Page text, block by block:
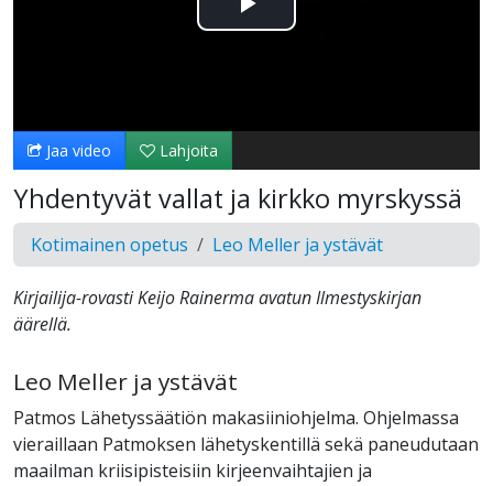
Toista
Jaa video Lahjoita
Yhdentyvät vallat ja kirkko myrskyssä
Kotimainen opetus Leo Meller ja ystävät
Kirjailija-rovasti Keijo Rainerma avatun Ilmestyskirjan
äärellä.
Leo Meller ja ystävät
Patmos Lähetyssäätiön makasiiniohjelma. Ohjelmassa
vieraillaan Patmoksen lähetyskentillä sekä paneudutaan
maailman kriisipisteisiin kirjeenvaihtajien ja